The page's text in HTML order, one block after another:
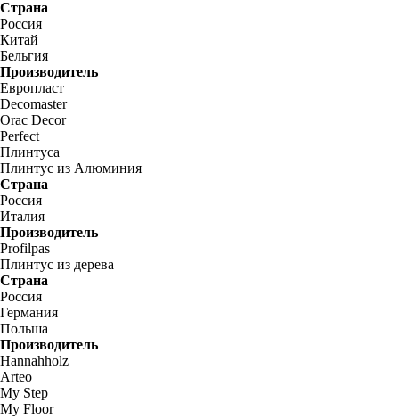
Страна
Россия
Китай
Бельгия
Производитель
Европласт
Decomaster
Orac Decor
Perfect
Плинтуса
Плинтус из Алюминия
Страна
Россия
Италия
Производитель
Profilpas
Плинтус из дерева
Страна
Россия
Германия
Польша
Производитель
Hannahholz
Arteo
My Step
My Floor